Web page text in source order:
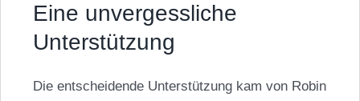
Eine unvergessliche
Unterstützung
Die entscheidende Unterstützung kam von Robin